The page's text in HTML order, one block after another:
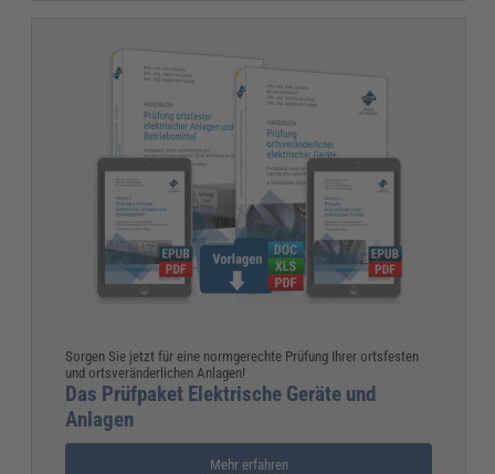
Sorgen Sie jetzt für eine normgerechte Prüfung Ihrer ortsfesten
und ortsveränderlichen Anlagen!
Das Prüfpaket Elektrische Geräte und
Anlagen
Mehr erfahren